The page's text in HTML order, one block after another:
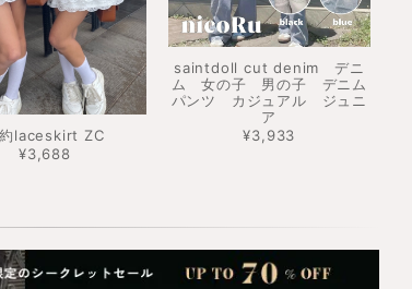
laceskirt ZC
¥3,688
saintdoll cut denim デニ
ム 女の子 男の子 デニム
パンツ カジュアル ジュニ
ア
¥3,933